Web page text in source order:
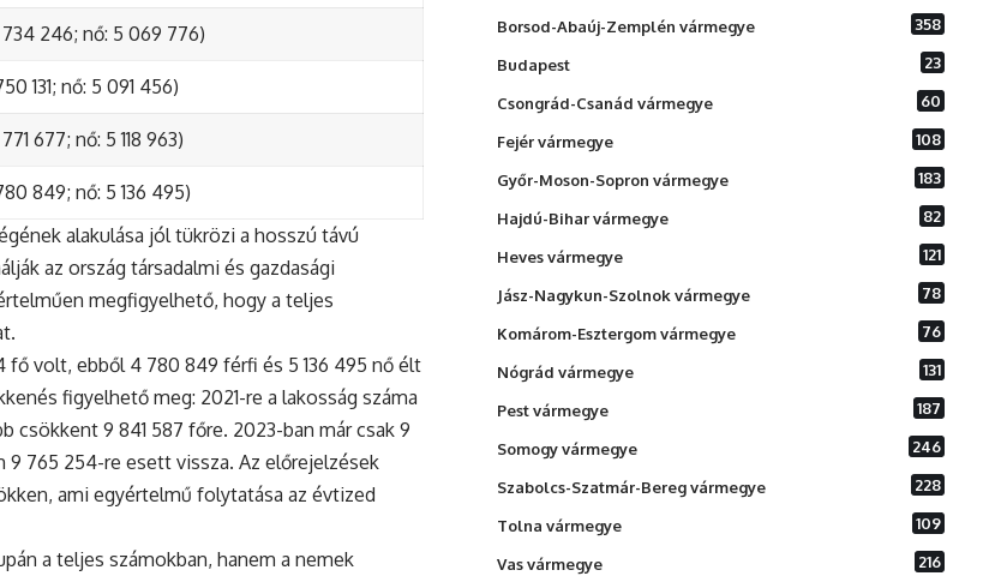
246; nő: 5 069 776)
131; nő: 5 091 456)
677; nő: 5 118 963)
849; nő: 5 136 495)
alakulása jól tükrözi a hosszú távú
az ország társadalmi és gazdasági
megfigyelhető, hogy a teljes
fő volt, ebből 4 780 849 férfi és 5 136 495 nő élt
figyelhető meg: 2021-re a lakosság száma
9 841 587 főre. 2023-ban már csak 9
765 254-re esett vissza. Az előrejelzések
ami egyértelmű folytatása az évtized
a teljes számokban, hanem a nemek
Borsod-Abaúj-Zemplén vármegye 358
Budapest 23
Csongrád-Csanád vármegye 60
Fejér vármegye 108
Győr-Moson-Sopron vármegye 183
Hajdú-Bihar vármegye 82
Heves vármegye 121
Jász-Nagykun-Szolnok vármegye 78
Komárom-Esztergom vármegye 76
Nógrád vármegye 131
Pest vármegye 187
Somogy vármegye 246
Szabolcs-Szatmár-Bereg vármegye 228
Tolna vármegye 109
Vas vármegye 216